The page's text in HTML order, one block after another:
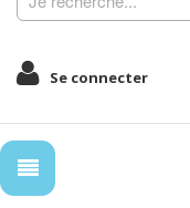
Se connecter